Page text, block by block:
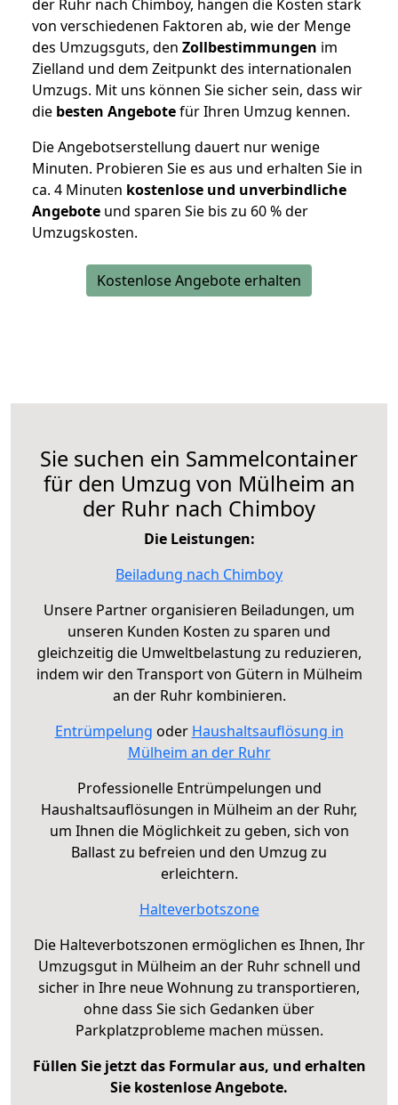
der Ruhr nach Chimboy, hängen die Kosten stark
von verschiedenen Faktoren ab, wie der Menge
des Umzugsguts, den Zollbestimmungen im
Zielland und dem Zeitpunkt des internationalen
Umzugs. Mit uns können Sie sicher sein, dass wir
die besten Angebotefür Ihren Umzug kennen.
Die Angebotserstellung dauert nur wenige
Minuten. Probieren Sie es aus und erhalten Sie in
ca. 4 Minuten kostenlose und unverbindliche
Angebote und sparen Sie bis zu 60 % der
Umzugskosten.
Kostenlose Angebote erhalten
Sie suchen ein Sammelcontainer
für den Umzug von Mülheim an
der Ruhr nach Chimboy
Die Leistungen:
Beiladung nach Chimboy
Unsere Partner organisieren Beiladungen, um
unseren Kunden Kosten zu sparen und
gleichzeitig die Umweltbelastung zu reduzieren,
indem wir den Transport von Gütern in Mülheim
an der Ruhr kombinieren.
Entrümpelung oder Haushaltsauflösung in
Mülheim an der Ruhr
Professionelle Entrümpelungen und
Haushaltsauflösungen in Mülheim an der Ruhr,
um Ihnen die Möglichkeit zu geben, sich von
Ballast zu befreien und den Umzug zu
erleichtern.
Halteverbotszone
Die Halteverbotszonen ermöglichen es Ihnen, Ihr
Umzugsgut in Mülheim an der Ruhr schnell und
sicher in Ihre neue Wohnung zu transportieren,
ohne dass Sie sich Gedanken über
Parkplatzprobleme machen müssen.
Füllen Sie jetzt das Formular aus, und erhalten
Sie kostenlose Angebote.